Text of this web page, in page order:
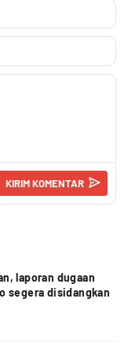
laporan dugaan
segera disidangkan